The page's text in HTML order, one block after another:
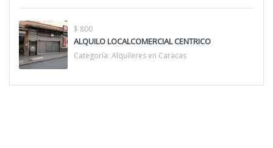
$ 800
ALQUILO LOCALCOMERCIAL CENTRICO
Categoría: Alquileres en Caracas